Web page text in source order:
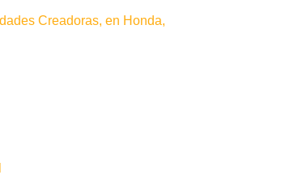
Creadoras, en Honda,